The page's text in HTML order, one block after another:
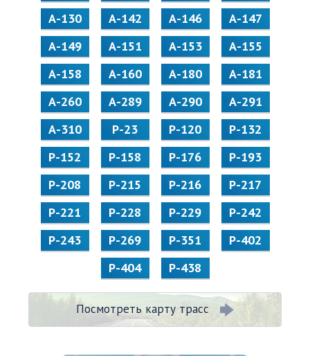
А-130
А-142 А-146
А-147
А-149
А-151 А-153
А-155
А-158
А-160 А-180
А-181
А-260
А-289 А-290
А-291
А-310
Р-23 Р-120
Р-132
Р-152
Р-158 Р-176
Р-193
Р-208
Р-215 Р-216
Р-217
Р-221
Р-228 Р-229
Р-242
Р-243
Р-269 Р-351
Р-402
Р-404
Р-438
Посмотреть карту трасс